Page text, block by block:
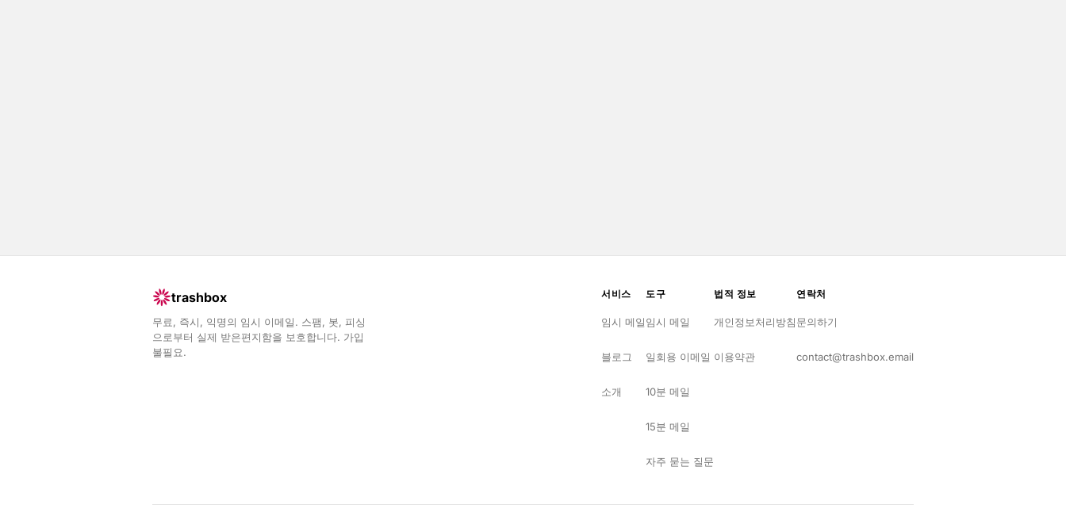
trashbox
무료, 즉시, 익명의 임시 이메일. 스팸, 봇, 피싱
으로부터 실제 받은편지함을 보호합니다. 가입
불필요.
서비스
임시 메일
블로그
소개
도구
임시 메일
일회용 이메일
10분 메일
15분 메일
자주 묻는 질문
법적 정보
개인정보처리방침
이용약관
연락처
문의하기
contact@trashbox.email